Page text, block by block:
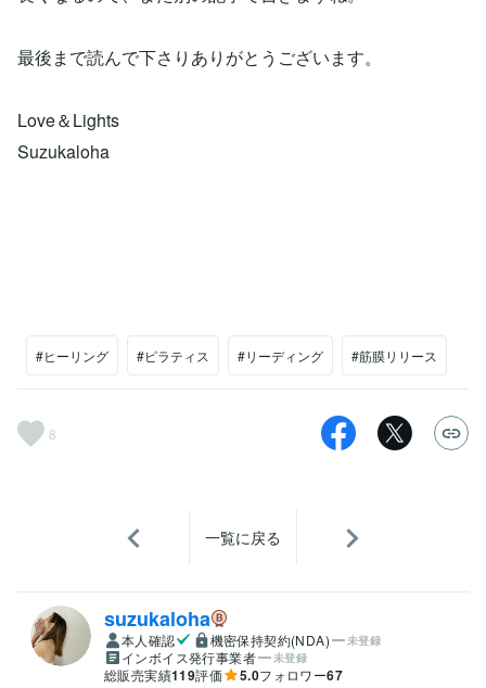
最後まで読んで下さりありがとうございます。
Love＆Lights
Suzukaloha
#ヒーリング #ピラティス #リーディング #筋膜リリース
8
一覧に戻る
suzukaloha
本人確認 機密保持契約(NDA) 未登録
インボイス発行事業者 未登録
総販売実績119評価 5.0フォロワー67